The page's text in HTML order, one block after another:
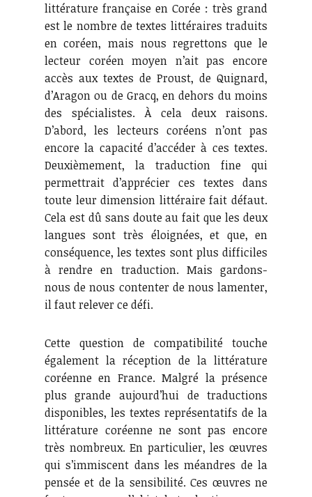
littérature française en Corée : très grand
est le nombre de textes littéraires traduits
en coréen, mais nous regrettons que le
lecteur coréen moyen n’ait pas encore
accès aux textes de Proust, de Quignard,
d’Aragon ou de Gracq, en dehors du moins
des spécialistes. À cela deux raisons.
D’abord, les lecteurs coréens n’ont pas
encore la capacité d’accéder à ces textes.
Deuxièmement, la traduction fine qui
permettrait d’apprécier ces textes dans
toute leur dimension littéraire fait défaut.
Cela est dû sans doute au fait que les deux
langues sont très éloignées, et que, en
conséquence, les textes sont plus difficiles
à rendre en traduction. Mais gardons-
nous de nous contenter de nous lamenter,
il faut relever ce défi.
Cette question de compatibilité touche
également la réception de la littérature
coréenne en France. Malgré la présence
plus grande aujourd’hui de traductions
disponibles, les textes représentatifs de la
littérature coréenne ne sont pas encore
très nombreux. En particulier, les œuvres
qui s’immiscent dans les méandres de la
pensée et de la sensibilité. Ces œuvres ne